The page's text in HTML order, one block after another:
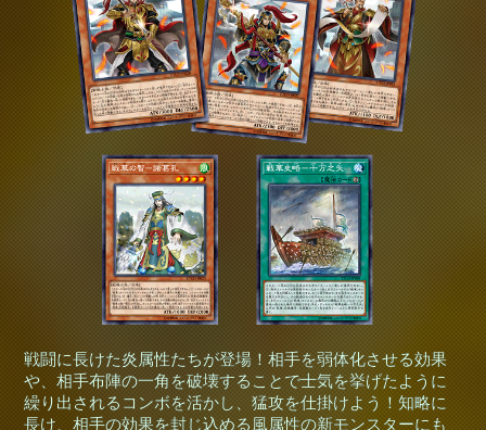
戦闘に長けた炎属性たちが登場！相手を弱体化させる効果
や、相手布陣の一角を破壊することで士気を挙げたように
繰り出されるコンボを活かし、猛攻を仕掛けよう！知略に
長け、相手の効果を封じ込める風属性の新モンスターにも